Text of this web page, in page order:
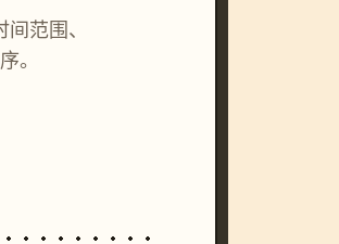
范围、
。